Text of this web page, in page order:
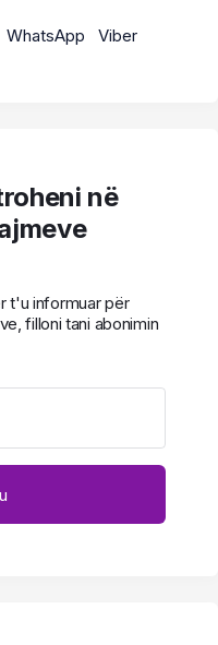
WhatsApp
Viber
në
t'u informuar për
filloni tani abonimin